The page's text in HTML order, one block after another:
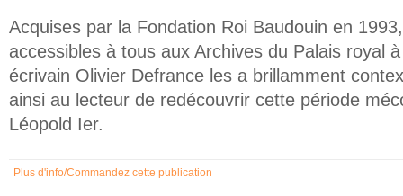
Acquises par la Fondation Roi Baudouin en
accessibles à tous aux Archives du Palais royal
écrivain Olivier Defrance les a brillamment
ainsi au lecteur de redécouvrir cette période
Léopold Ier.
Plus d'info/Commandez cette publication